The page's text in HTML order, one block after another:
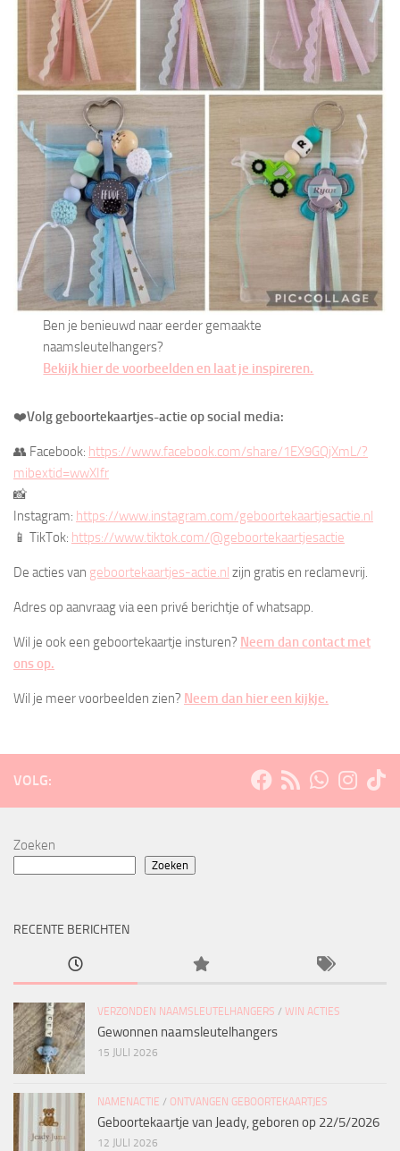
Ben je benieuwd naar eerder gemaakte
naamsleutelhangers?
Bekijk hier de voorbeelden en laat je inspireren.
❤️Volg geboortekaartjes-actie op social media:
👥 Facebook: https://www.facebook.com/share/1EX9GQjXmL/?
mibextid=wwXIfr
📸
Instagram: https://www.instagram.com/geboortekaartjesactie.nl
📱 TikTok: https://www.tiktok.com/@geboortekaartjesactie
De acties van geboortekaartjes-actie.nl zijn gratis en reclamevrij.
Adres op aanvraag via een privé berichtje of whatsapp.
Wil je ook een geboortekaartje insturen? Neem dan contact met
ons op.
Wil je meer voorbeelden zien? Neem dan hier een kijkje.
VOLG:
Zoeken
Zoeken
RECENTE BERICHTEN
VERZONDEN NAAMSLEUTELHANGERS / WIN ACTIES
Gewonnen naamsleutelhangers
15 JULI 2026
NAMENACTIE / ONTVANGEN GEBOORTEKAARTJES
Geboortekaartje van Jeady, geboren op 22/5/2026
12 JULI 2026